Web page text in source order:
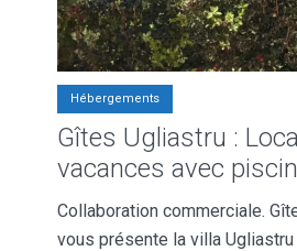
Hébergements
Gîtes Ugliastru :
vacances avec
Collaboration commerciale.
vous présente la villa